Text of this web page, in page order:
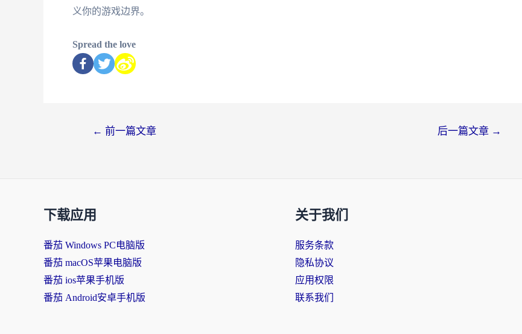
义你的游戏边界。
Spread the love
← 前一篇文章 后一篇文章 →
下载应用
番茄 Windows PC电脑版
番茄 macOS苹果电脑版
番茄 ios苹果手机版
番茄 Android安卓手机版
关于我们
服务条款
隐私协议
应用权限
联系我们